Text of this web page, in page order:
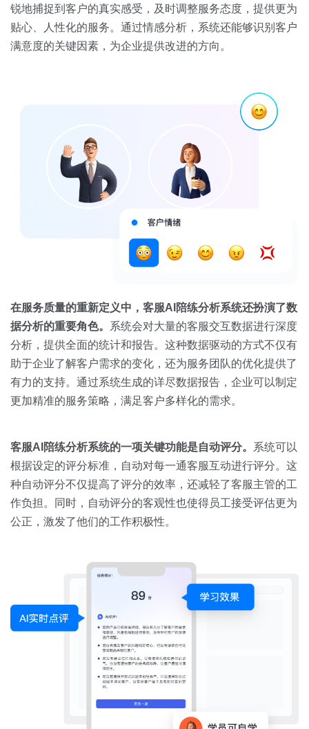
锐地捕捉到客户的真实感受，及时调整服务态度，提供更为
贴心、人性化的服务。通过情感分析，系统还能够识别客户
满意度的关键因素，为企业提供改进的方向。
在服务质量的重新定义中，客服AI 陪练分析系统还扮演了数
据分析的重要角色。 系统会对大量的客服交互数据进行深度
分析，提供全面的统计和报告。这种数据驱动的方式不仅有
助于企业了解客户需求的变化，还为服务团队的优化提供了
有力的支持。通过系统生成的详尽数据报告，企业可以制定
更加精准的服务策略，满足客户多样化的需求。
客服AI 陪练分析系统的一项关键功能是自动评分。 系统可以
根据设定的评分标准，自动对每一通客服互动进行评分。这
种自动评分不仅提高了评分的效率，还减轻了客服主管的工
作负担。同时，自动评分的客观性也使得员工接受评估更为
公正，激发了他们的工作积极性。